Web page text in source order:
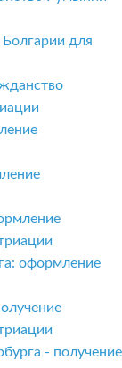
для
оформление
- получение